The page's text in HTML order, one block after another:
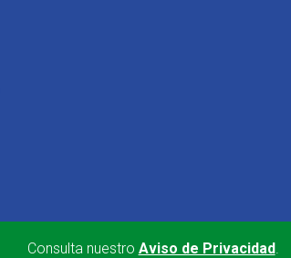
Consulta nuestro Aviso de Privacidad.